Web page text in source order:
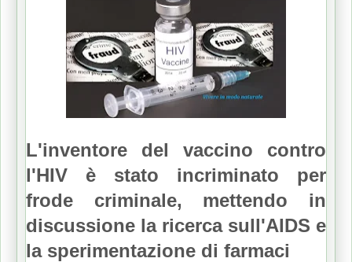
L'inventore del vaccino contro
l'HIV è stato incriminato per
frode criminale, mettendo in
discussione la ricerca sull'AIDS e
la sperimentazione di farmaci